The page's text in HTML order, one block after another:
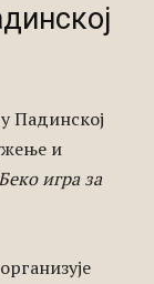
Падинској
и
игра за